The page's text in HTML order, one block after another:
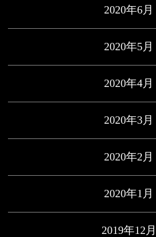
2020年6月
2020年5月
2020年4月
2020年3月
2020年2月
2020年1月
2019年12月